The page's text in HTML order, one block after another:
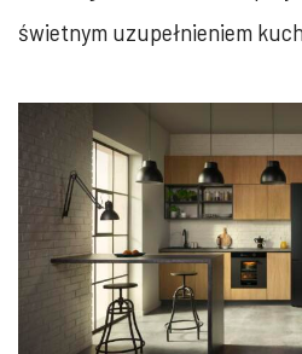
świetnym uzupełnieniem